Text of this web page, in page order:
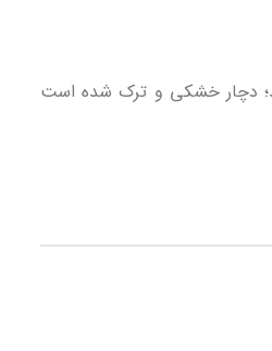
دچار خشکی و ترک شده است